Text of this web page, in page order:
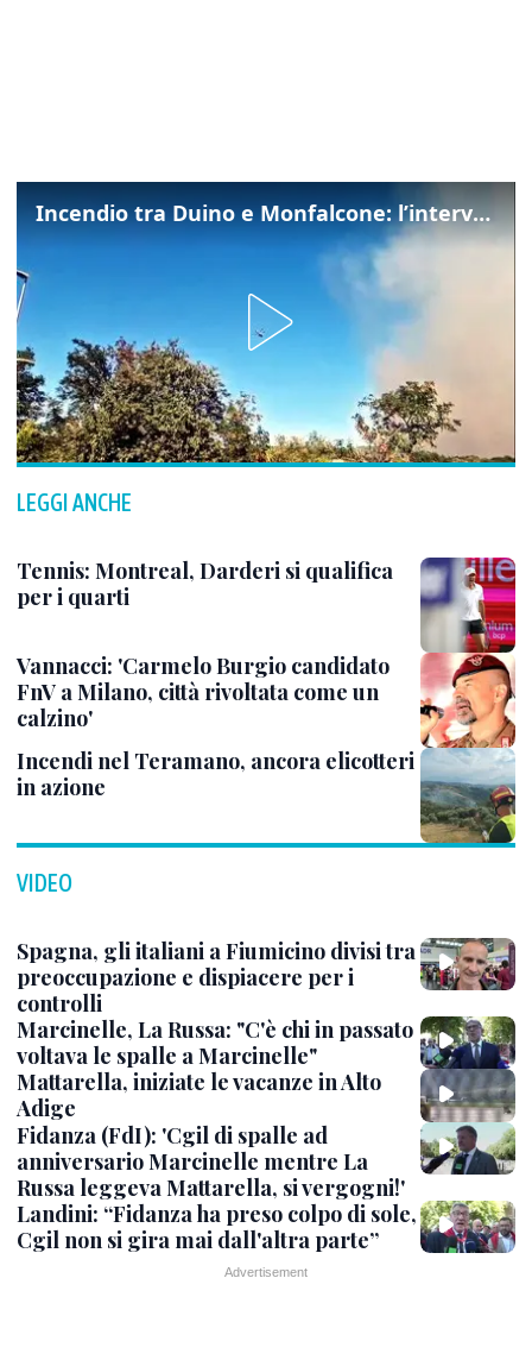
Incendio tra Duino e Monfalcone: l’intervento dei vigili del fuoco
LEGGI ANCHE
Tennis: Montreal, Darderi si qualifica
per i quarti
Vannacci: 'Carmelo Burgio candidato
FnV a Milano, città rivoltata come un
calzino'
Incendi nel Teramano, ancora elicotteri
in azione
VIDEO
Spagna, gli italiani a Fiumicino divisi tra
preoccupazione e dispiacere per i
controlli
Marcinelle, La Russa: "C'è chi in passato
voltava le spalle a Marcinelle"
Mattarella, iniziate le vacanze in Alto
Adige
Fidanza (FdI): 'Cgil di spalle ad
anniversario Marcinelle mentre La
Russa leggeva Mattarella, si vergogni!'
Landini: “Fidanza ha preso colpo di sole,
Cgil non si gira mai dall'altra parte”